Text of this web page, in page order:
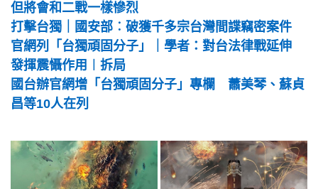
但將會和二戰一樣慘烈
打擊台獨｜國安部︰破獲千多宗台灣間諜竊密案件
官網列「台獨頑固分子」｜學者：對台法律戰延伸
發揮震懾作用︱拆局
國台辦官網增「台獨頑固分子」專欄 蕭美琴、蘇貞
昌等10人在列